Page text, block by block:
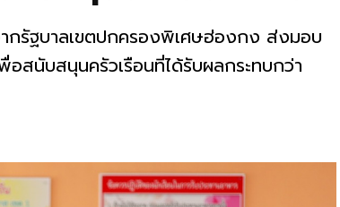
กรัฐบาลเขตปกครองพิเศษฮ่องกง ส่งมอบ
สนับสนุนครัวเรือนที่ได้รับผลกระทบกว่า